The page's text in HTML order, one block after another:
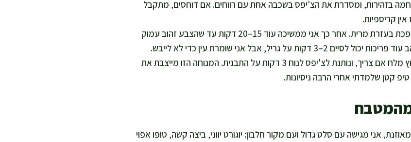
בזהירות, ומסדרת את הצ'יפס בשכבה אחת עם רווחים. אם דוחסים, מתקבל
קריספיות.
אני אופה 20 דקות, ואז הופכת בעזרת מרית. אחר כך אני ממשיכה עוד 15–20 דקות עד שהצבע זהוב עמוק
דקות על גריל, אבל אני שומרת עין כדי לא לייבש.
אני מוציאה, מפזרת קמצוץ מלח אם צריך, ונותנת לצ'יפס לנוח 3 דקות על התבנית. המנוחה הזו מייצבת את
קטן שלמדתי אחרי הרבה ניסיונות.
מהמטבח
אני מגישה עם סלט גדול ועם מקור חלבון: יוגורט יווני, ביצה קשה, טופו אפוי